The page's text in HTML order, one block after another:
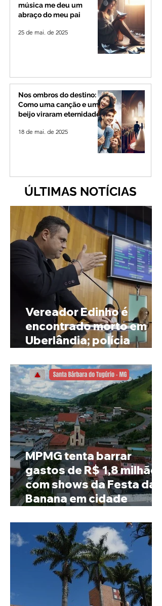
música me deu um
abraço do meu pai
25 de mai. de 2025
Nos ombros do destino:
Como uma canção e um
beijo viraram eternidade
18 de mai. de 2025
ÚLTIMAS NOTÍCIAS
Vereador Edinho é
encontrado morto em
Uberlândia; polícia
MPMG tenta barrar
gastos de R$ 1,8 milhão
com shows da Festa da
Banana em cidade
4 mil habitantes